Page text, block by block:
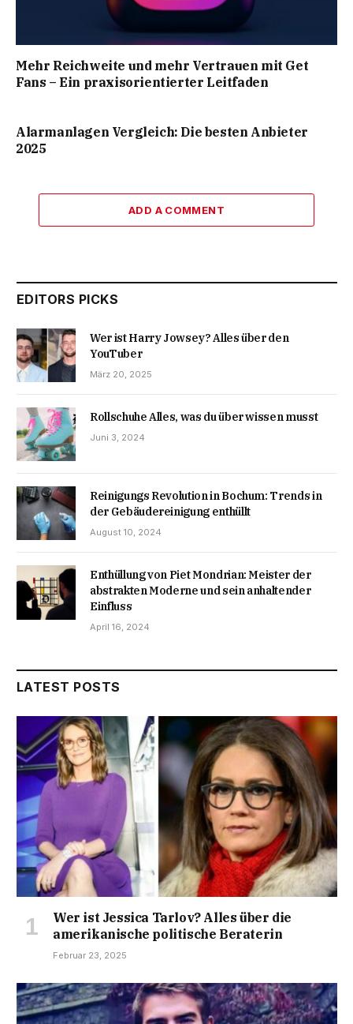
Mehr Reichweite und mehr Vertrauen mit Get
Fans – Ein praxisorientierter Leitfaden
Alarmanlagen Vergleich: Die besten Anbieter
2025
ADD A COMMENT
EDITORS PICKS
Wer ist Harry Jowsey? Alles über den
YouTuber
März 20, 2025
Rollschuhe Alles, was du über wissen musst
Juni 3, 2024
Reinigungs Revolution in Bochum: Trends in
der Gebäudereinigung enthüllt
August 10, 2024
Enthüllung von Piet Mondrian: Meister der
abstrakten Moderne und sein anhaltender
Einfluss
April 16, 2024
LATEST POSTS
Wer ist Jessica Tarlov? Alles über die
amerikanische politische Beraterin
Februar 23, 2025